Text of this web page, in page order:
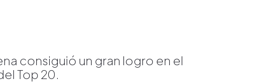
consiguió un gran logro en el
Top 20.